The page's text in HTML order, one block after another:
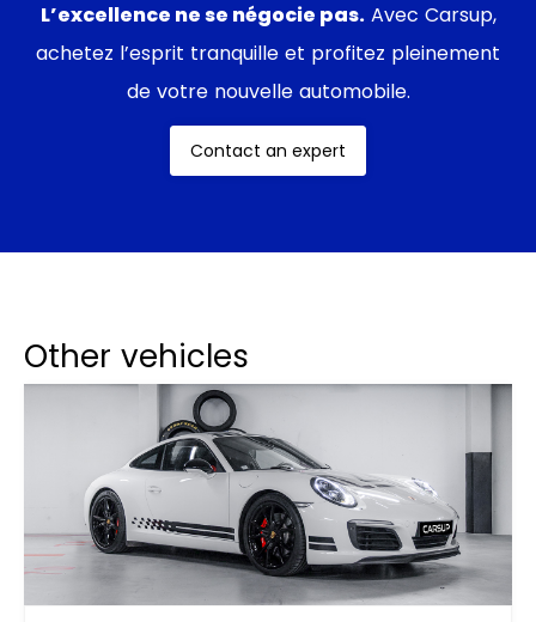
L’excellence ne se négocie pas.Avec Carsup,
achetez l’esprit tranquille et profitez pleinement
de votre nouvelle automobile.
Contact an expert
Other vehicles